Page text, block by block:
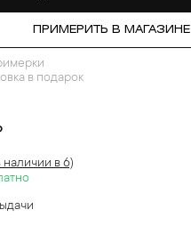
ПРИМЕРИТЬ В МАГАЗИНЕ
в подарок
наличии в 6)